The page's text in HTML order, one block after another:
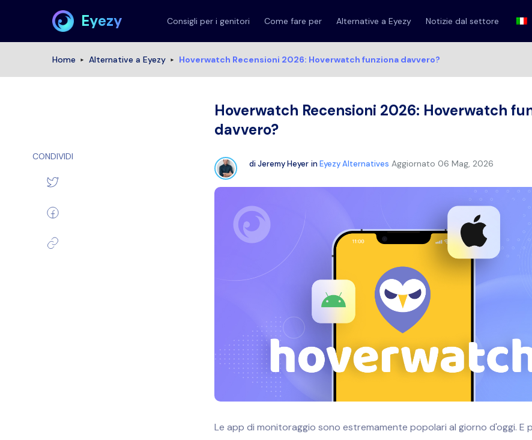
Eyezy Consigli per i genitori Come fare per Alternative a Eyezy Notizie dal settore
Home Alternative a Eyezy Hoverwatch Recensioni 2026: Hoverwatch funziona davvero?
Hoverwatch Recensioni 2026: Hoverwatch
davvero?
di Jeremy Heyer in Eyezy Alternatives Aggiornato 06 Mag, 2026
Le app di monitoraggio sono estremamente popolari al giorno d'oggi. E
CONDIVIDI